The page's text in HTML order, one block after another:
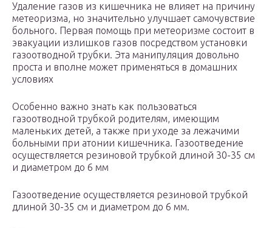
Удаление газов из кишечника не влияет на причину
метеоризма, но значительно улучшает самочувствие
больного. Первая помощь при метеоризме состоит в
эвакуации излишков газов посредством установки
газоотводной трубки. Эта манипуляция довольно
проста и вполне может применяться в домашних
условиях
Особенно важно знать как пользоваться
газоотводной трубкой родителям, имеющим
маленьких детей, а также при уходе за лежачими
больными при атонии кишечника. Газоотведение
осуществляется резиновой трубкой длиной 30-35 см
и диаметром до 6 мм
Газоотведение осуществляется резиновой трубкой
длиной 30-35 см и диаметром до 6 мм.